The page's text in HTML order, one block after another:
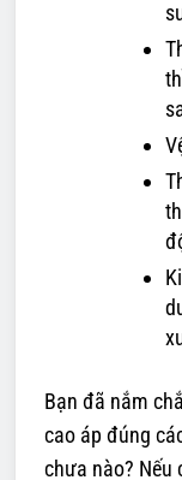
Bạn đã nắm
cao áp đúng
chưa nào? Nếu